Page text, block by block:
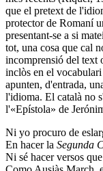
que el pretext de
protector de Romaní
presentant-se a si
tot, una cosa que cal
incomprensió del text
inclòs en el
apunten, d'entrada,
l'idioma. El català no
l'«Epístola» de
Ni yo procuro de
En hacer la Segunda
Ni sé hacer versos